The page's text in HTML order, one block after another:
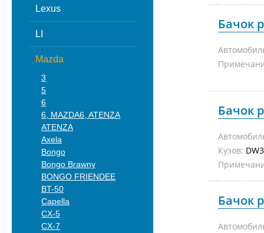
Lexus
LI
Mazda
3
5
6
6, MAZDA6, ATENZA
ATENZA
Axela
Bongo
Bongo Brawny
BONGO FRIENDEE
BT-50
Capella
CX-5
CX-7
Бачок
Бачок
Кузов:
Бачок